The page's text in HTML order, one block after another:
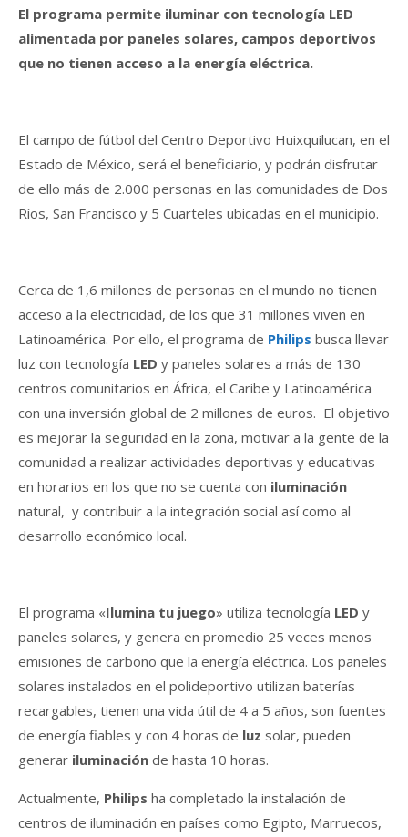
El programa permite iluminar con tecnología LED
alimentada por paneles solares, campos deportivos
que no tienen acceso a la energía eléctrica.
El campo de fútbol del Centro Deportivo Huixquilucan, en el
Estado de México, será el beneficiario, y podrán disfrutar
de ello más de 2.000 personas en las comunidades de Dos
Ríos, San Francisco y 5 Cuarteles ubicadas en el municipio.
Cerca de 1,6 millones de personas en el mundo no tienen
acceso a la electricidad, de los que 31 millones viven en
Latinoamérica. Por ello, el programa de Philips busca llevar
luz con tecnología LED y paneles solares a más de 130
centros comunitarios en África, el Caribe y Latinoamérica
con una inversión global de 2 millones de euros. El objetivo
es mejorar la seguridad en la zona, motivar a la gente de la
comunidad a realizar actividades deportivas y educativas
en horarios en los que no se cuenta con iluminación
natural, y contribuir a la integración social así como al
desarrollo económico local.
El programa «Ilumina tu juego» utiliza tecnología LED y
paneles solares, y genera en promedio 25 veces menos
emisiones de carbono que la energía eléctrica. Los paneles
solares instalados en el polideportivo utilizan baterías
recargables, tienen una vida útil de 4 a 5 años, son fuentes
de energía fiables y con 4 horas de luz solar, pueden
generar iluminación de hasta 10 horas.
Actualmente, Philips ha completado la instalación de
centros de iluminación en países como Egipto, Marruecos,